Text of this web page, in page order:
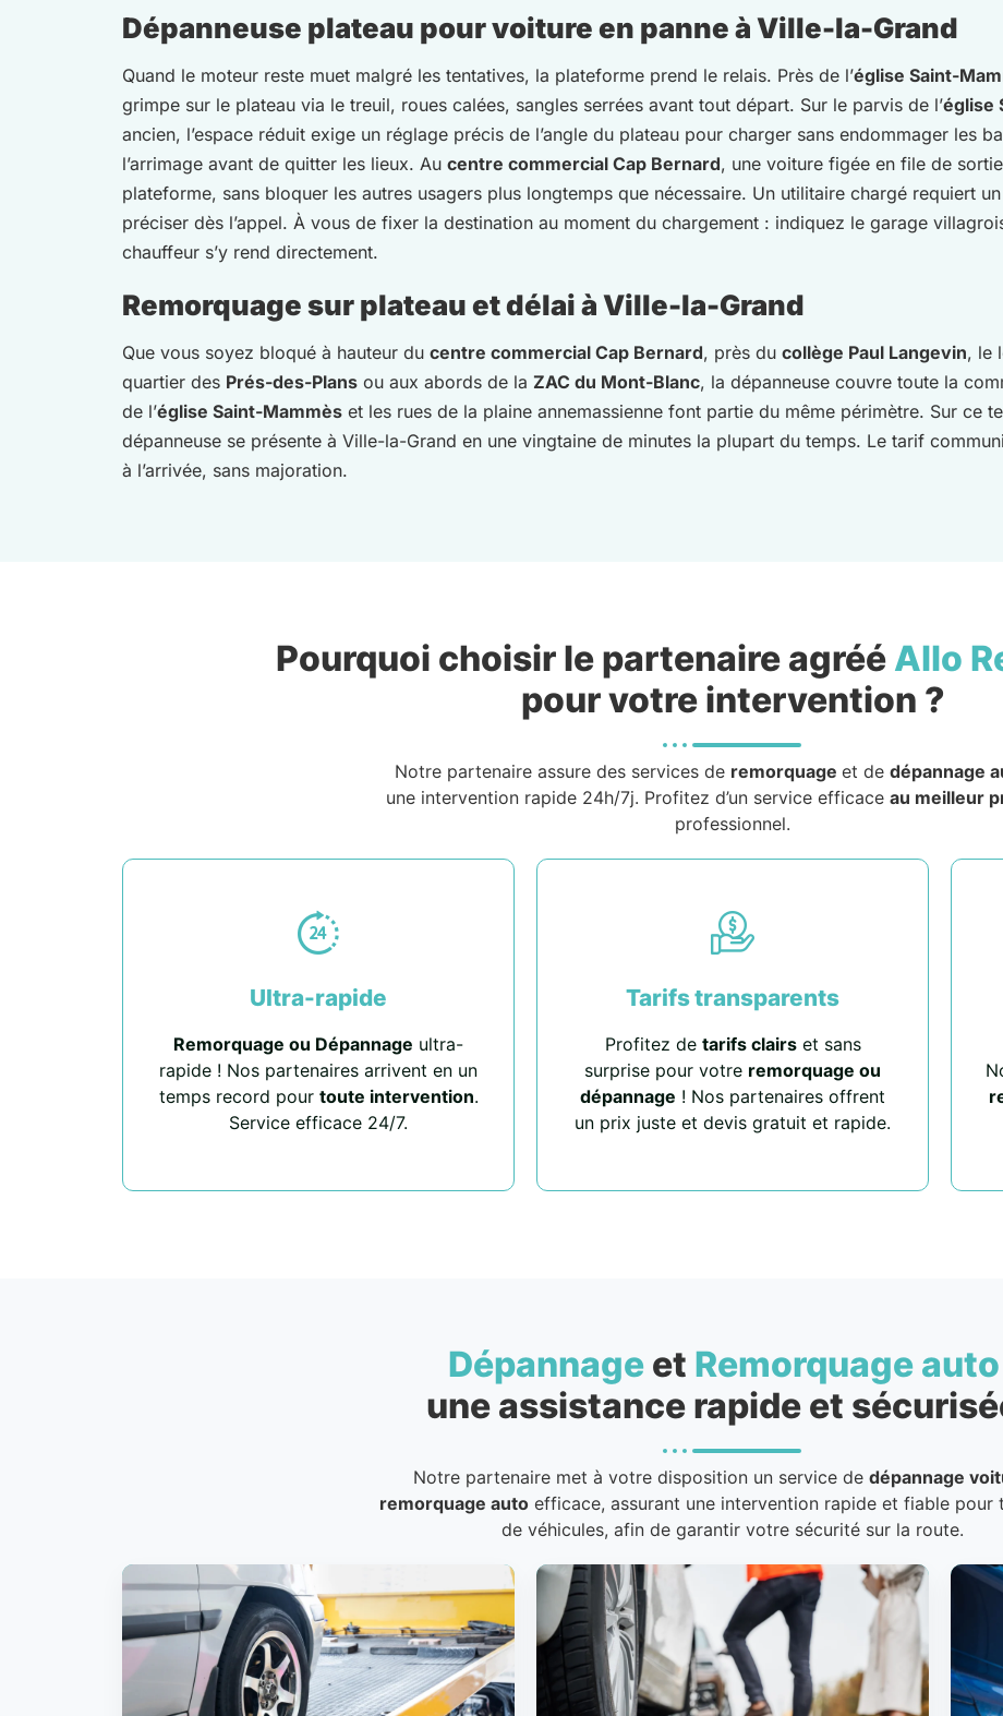
Dépanneuse plateau pour voiture en panne à Ville-la-Grand
Quand le moteur reste muet malgré les tentatives, la plateforme prend le relais. Près de l’église Saint-
grimpe sur le plateau via le treuil, roues calées, sangles serrées avant tout départ. Sur le parvis de l’église
ancien, l’espace réduit exige un réglage précis de l’angle du plateau pour charger sans endommager les
l’arrimage avant de quitter les lieux. Au centre commercial Cap Bernard, une voiture figée en file de
plateforme, sans bloquer les autres usagers plus longtemps que nécessaire. Un utilitaire chargé requiert
préciser dès l’appel. À vous de fixer la destination au moment du chargement : indiquez le garage
chauffeur s’y rend directement.
Remorquage sur plateau et délai à Ville-la-Grand
Que vous soyez bloqué à hauteur du centre commercial Cap Bernard, près du collège Paul Langevin, le
quartier des Prés-des-Plans ou aux abords de la ZAC du Mont-Blanc, la dépanneuse couvre toute la
de l’église Saint-Mammès et les rues de la plaine annemassienne font partie du même périmètre. Sur ce
dépanneuse se présente à Ville-la-Grand en une vingtaine de minutes la plupart du temps. Le tarif
à l’arrivée, sans majoration.
Pourquoi choisir le partenaire agréé Allo
pour votre intervention ?
Notre partenaire assure des services de remorquage et de dépannage
une intervention rapide 24h/7j. Profitez d’un service efficace au meilleur
professionnel.
Ultra-rapide
Remorquage ou Dépannage ultra-
rapide ! Nos partenaires arrivent en un
temps record pour toute intervention.
Service efficace 24/7.
Tarifs transparents
Profitez de tarifs clairset sans
surprise pour votre remorquage ou
dépannage ! Nos partenaires offrent
un prix juste et devis gratuit et rapide.
Dépannageet Remorquage auto
une assistance rapide et
Notre partenaire met à votre disposition un service de dépannage
remorquage auto efficace, assurant une intervention rapide et fiable pour
de véhicules, afin de garantir votre sécurité sur la route.